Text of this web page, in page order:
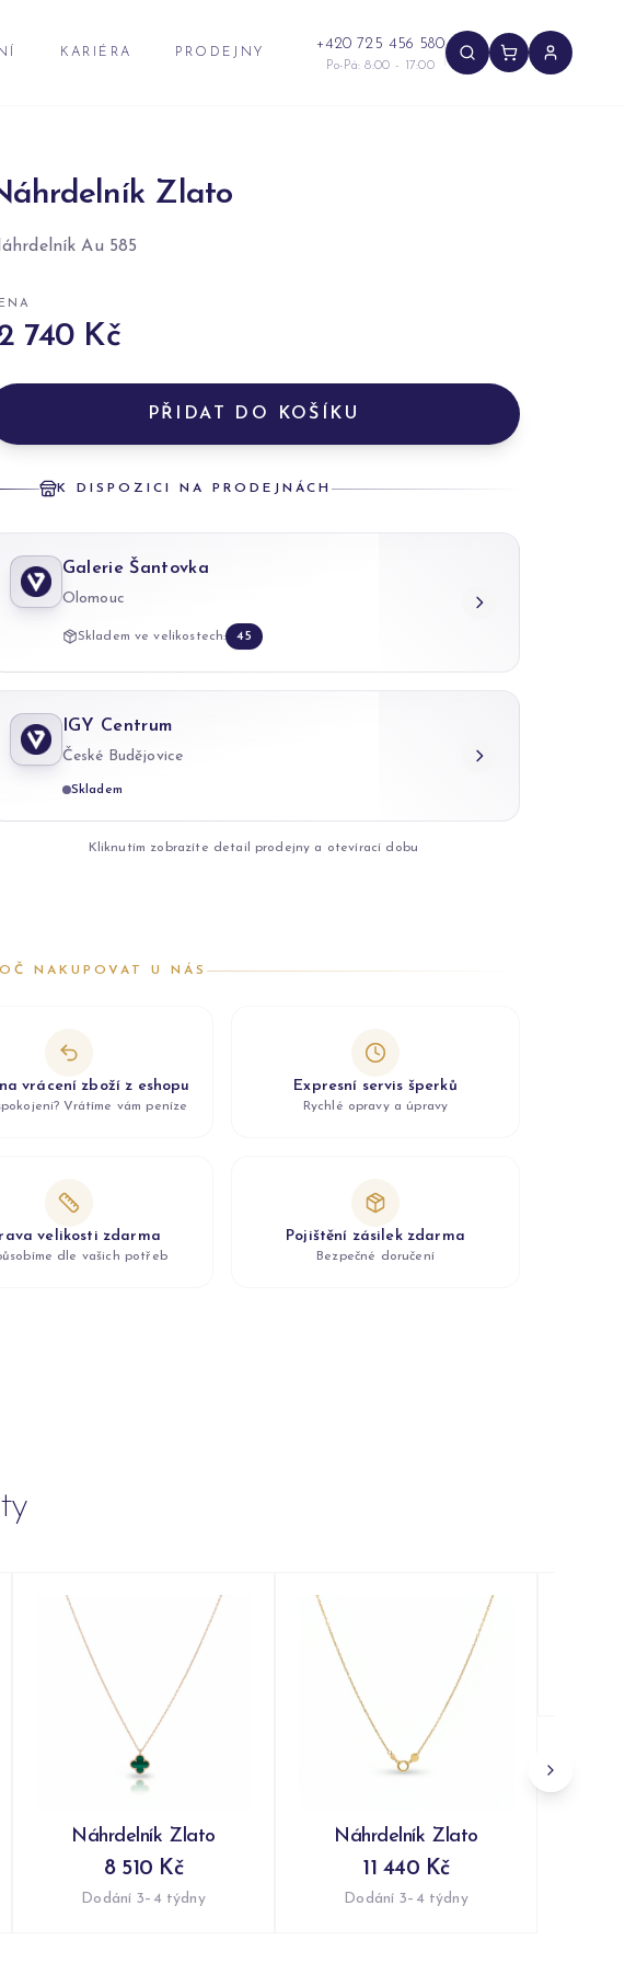
KARIÉRA PRODEJNY +420 725 456 580
Po-Pá: 8:00 - 17:00
Zlato
Au 585
740 Kč
PŘIDAT DO KOŠÍKU
K DISPOZICI NA PRODEJNÁCH
Galerie Šantovka
Olomouc
Skladem ve velikostech: 45
IGY Centrum
České Budějovice
Skladem
Kliknutím zobrazíte detail prodejny a otevírací dobu
NAKUPOVAT U NÁS
vrácení zboží z eshopu
Vrátíme vám peníze
Expresní servis šperků
Rychlé opravy a úpravy
velikosti zdarma
dle vašich potřeb
Pojištění zásilek zdarma
Bezpečné doručení
Náhrdelník Zlato
8 510 Kč
Dodání 3–4 týdny
Náhrdelník Zlato
11 440 Kč
Dodání 3–4 týdny